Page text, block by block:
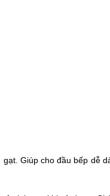
Giúp cho đầu bếp dễ